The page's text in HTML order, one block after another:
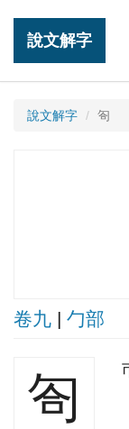
說文解字
說文解字 匌
卷九 | 勹部
匌